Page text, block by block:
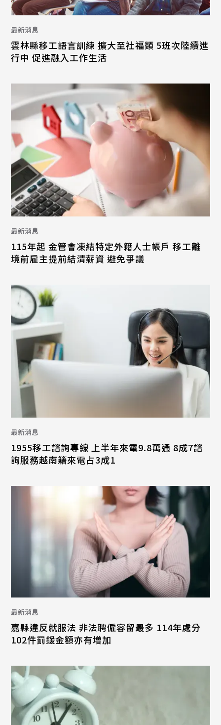
最新消息
雲林縣移工語言訓練 擴大至社福類 5班次陸續進
行中 促進融入工作生活
最新消息
115年起 金管會凍結特定外籍人士帳戶 移工離
境前雇主提前結清薪資 避免爭議
最新消息
1955移工諮詢專線 上半年來電9.8萬通 8成7諮
詢服務越南籍來電占3成1
最新消息
嘉縣違反就服法 非法聘僱容留最多 114年處分
102件罰鍰金額亦有增加